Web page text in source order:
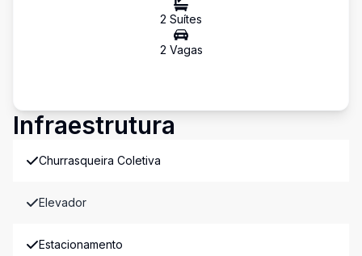
2 Suítes
2 Vagas
Infraestrutura
Churrasqueira Coletiva
Elevador
Estacionamento